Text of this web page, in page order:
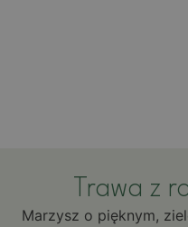
Trawa z
Marzysz o pięknym,